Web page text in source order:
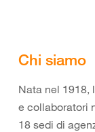
Chi siamo
Nata nel 1918,
e collaboratori
18 sedi di